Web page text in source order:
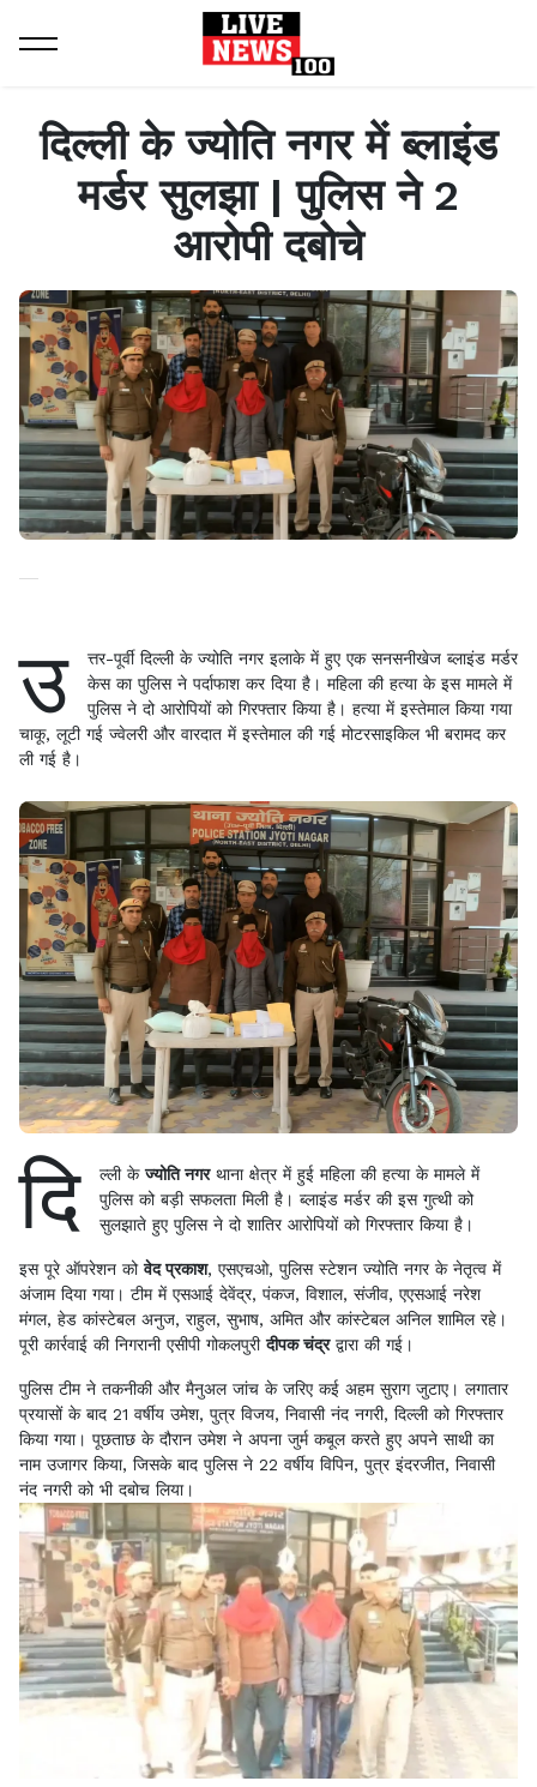
Home
Latest News
दिल्ली के ज्योति नगर में ब्लाइंड मर्डर सुलझा | पुलिस ने 2 आरोपी दबोचे
दिल्ली के ज्योति नगर में ब्लाइंड
मर्डर सुलझा | पुलिस ने 2
आरोपी दबोचे
उ
त्तर-पूर्वी दिल्ली के ज्योति नगर इलाके में हुए एक सनसनीखेज ब्लाइंड मर्डर
केस का पुलिस ने पर्दाफाश कर दिया है। महिला की हत्या के इस मामले में
पुलिस ने दो आरोपियों को गिरफ्तार किया है। हत्या में इस्तेमाल किया गया
चाकू, लूटी गई ज्वेलरी और वारदात में इस्तेमाल की गई मोटरसाइकिल भी बरामद कर
ली गई है।
दि ल्ली केज्योति नगरथाना क्षेत्र में हुई महिला की हत्या के मामले में
पुलिस को बड़ी सफलता मिली है। ब्लाइंड मर्डर की इस गुत्थी को
सुलझाते हुए पुलिस ने दो शातिर आरोपियों को गिरफ्तार किया है।
इस पूरे ऑपरेशन कोवेद प्रकाश, एसएचओ, पुलिस स्टेशन ज्योति नगर के नेतृत्व में
अंजाम दिया गया। टीम में एसआई देवेंद्र, पंकज, विशाल, संजीव, एएसआई नरेश
मंगल, हेड कांस्टेबल अनुज, राहुल, सुभाष, अमित और कांस्टेबल अनिल शामिल रहे।
पूरी कार्रवाई की निगरानी एसीपी गोकलपुरीदीपक चंद्रद्वारा की गई।
पुलिस टीम ने तकनीकी और मैनुअल जांच के जरिए कई अहम सुराग जुटाए। लगातार
प्रयासों के बाद 21 वर्षीय उमेश, पुत्र विजय, निवासी नंद नगरी, दिल्ली को गिरफ्तार
किया गया। पूछताछ के दौरान उमेश ने अपना जुर्म कबूल करते हुए अपने साथी का
नाम उजागर किया, जिसके बाद पुलिस ने 22 वर्षीय विपिन, पुत्र इंदरजीत, निवासी
नंद नगरी को भी दबोच लिया।